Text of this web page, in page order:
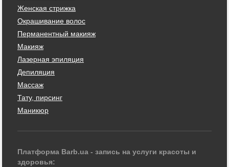
Женская стрижка
Окрашивание волос
Перманентный макияж
Макияж
Лазерная эпиляция
Депиляция
Массаж
Тату, пирсинг
Маникюр
Платформа Barb.ua - запись на услуги красоты и
здоровья: